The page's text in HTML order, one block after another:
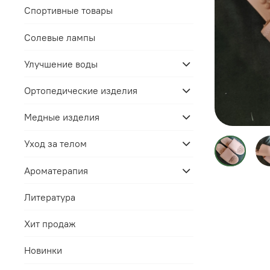
Спортивные товары
Солевые лампы
Улучшение воды
Ортопедические изделия
Медные изделия
Уход за телом
Ароматерапия
Литература
Хит продаж
Новинки